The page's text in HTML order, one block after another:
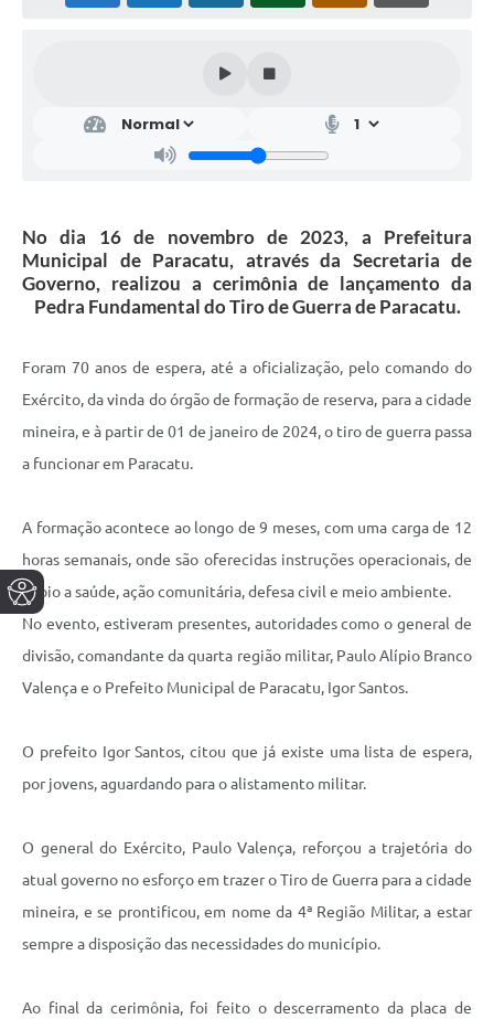
No dia 16 de novembro de 2023, a Prefeitura
Municipal de Paracatu, através da Secretaria de
Governo, realizou a cerimônia de lançamento da
Pedra Fundamental do Tiro de Guerra de Paracatu.
Foram 70 anos de espera, até a oficialização, pelo comando do
Exército, da vinda do órgão de formação de reserva, para a cidade
mineira, e à partir de 01 de janeiro de 2024, o tiro de guerra passa
a funcionar em Paracatu.
A formação acontece ao longo de 9 meses, com uma carga de 12
horas semanais, onde são oferecidas instruções operacionais, de
apoio a saúde, ação comunitária, defesa civil e meio ambiente.
No evento, estiveram presentes, autoridades como o general de
divisão, comandante da quarta região militar, Paulo Alípio Branco
Valença e o Prefeito Municipal de Paracatu, Igor Santos.
O prefeito Igor Santos, citou que já existe uma lista de espera,
por jovens, aguardando para o alistamento militar.
O general do Exército, Paulo Valença, reforçou a trajetória do
atual governo no esforço em trazer o Tiro de Guerra para a cidade
mineira, e se prontificou, em nome da 4ª Região Militar, a estar
sempre a disposição das necessidades do município.
Ao final da cerimônia, foi feito o descerramento da placa de